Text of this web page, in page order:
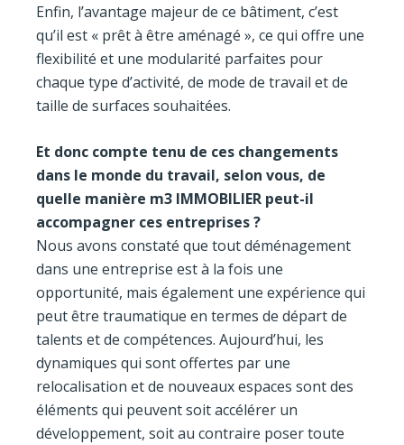
Enfin, l’avantage majeur de ce bâtiment, c’est
qu’il est « prêt à être aménagé », ce qui offre une
flexibilité et une modularité parfaites pour
chaque type d’activité, de mode de travail et de
taille de surfaces souhaitées.
Et donc compte tenu de ces changements
dans le monde du travail, selon vous, de
quelle manière m3 IMMOBILIER peut-il
accompagner ces entreprises ?
Nous avons constaté que tout déménagement
dans une entreprise est à la fois une
opportunité, mais également une expérience qui
peut être traumatique en termes de départ de
talents et de compétences. Aujourd’hui, les
dynamiques qui sont offertes par une
relocalisation et de nouveaux espaces sont des
éléments qui peuvent soit accélérer un
développement, soit au contraire poser toute